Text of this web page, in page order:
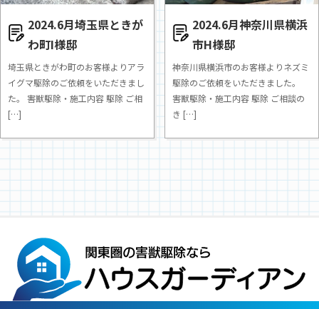
2024.6月埼玉県ときが
わ町I様邸
埼玉県ときがわ町のお客様よりアラ
イグマ駆除のご依頼をいただきまし
た。 害獣駆除・施工内容 駆除 ご相
[…]
2024.6月神奈川県横浜
市H様邸
神奈川県横浜市のお客様よりネズミ
駆除のご依頼をいただきました。
害獣駆除・施工内容 駆除 ご相談の
き […]